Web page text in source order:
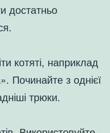
достатньо
котяті, наприклад
Починайте з однієї
трюки.